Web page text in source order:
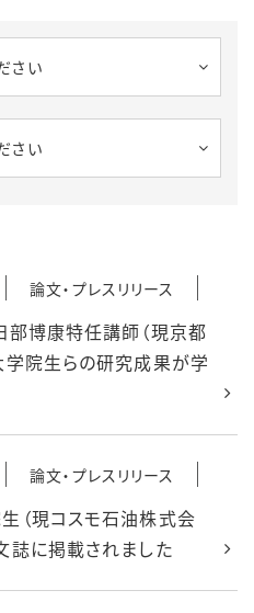
さい
さい
論文・プレスリリース
部博康特任講師（現京都
学院生らの研究成果が学
論文・プレスリリース
（現コスモ石油株式会
誌に掲載されました